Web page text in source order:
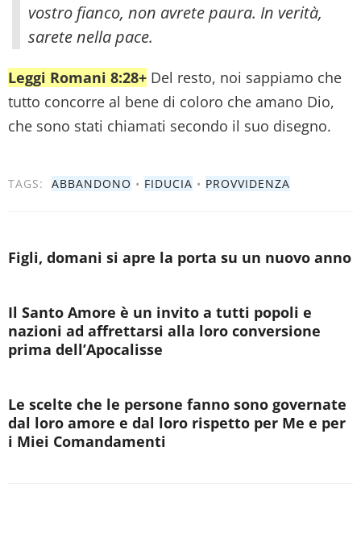
vostro fianco, non avrete paura. In verità,
sarete nella pace.
Leggi Romani 8:28+ Del resto, noi sappiamo che
tutto concorre al bene di coloro che amano Dio,
che sono stati chiamati secondo il suo disegno.
TAGS: ABBANDONO • FIDUCIA • PROVVIDENZA
Figli, domani si apre la porta su un nuovo anno
Il Santo Amore è un invito a tutti popoli e
nazioni ad affrettarsi alla loro conversione
prima dell’Apocalisse
Le scelte che le persone fanno sono governate
dal loro amore e dal loro rispetto per Me e per
i Miei Comandamenti